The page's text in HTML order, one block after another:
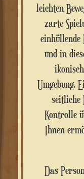
leichten
zarte
einhüllende
und in
Umgebung.
seitliche
Kontrolle
Ihnen
Das Personalisierungselement erreicht